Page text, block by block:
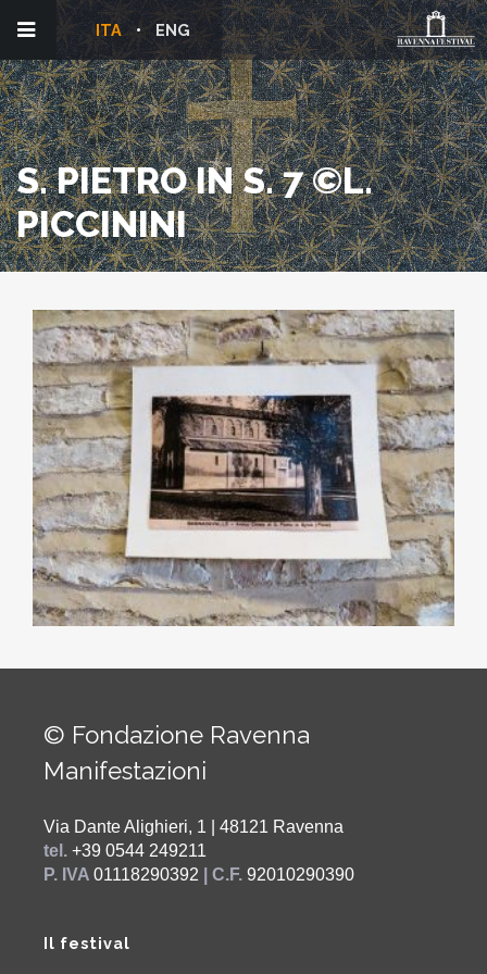
ENG
ITA
S. PIETRO IN S. 7 ©L.
PICCININI
© Fondazione Ravenna
Manifestazioni
Via Dante Alighieri, 1 | 48121 Ravenna
tel. +39 0544 249211
P. IVA 01118290392 | C.F. 92010290390
Il festival